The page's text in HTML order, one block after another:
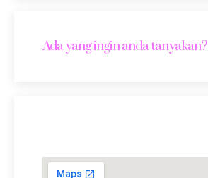
Ada yang ingin anda tanyakan?